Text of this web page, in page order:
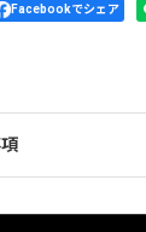
Facebookでシェア